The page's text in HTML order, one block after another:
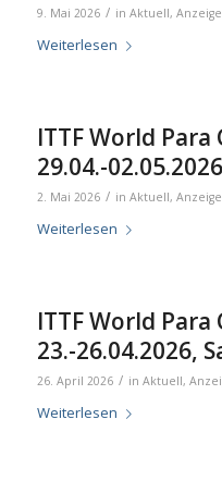
9. Mai 2026 / in Aktuell,
Weiterlesen
ITTF World
29.04.-
2. Mai 2026 / in Aktuell,
Weiterlesen
ITTF World
23.-26.04.2026,
26. April 2026 / in Aktuell,
Weiterlesen